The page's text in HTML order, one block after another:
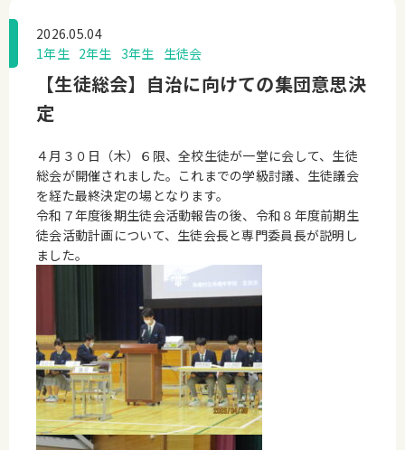
2026.05.04
1年生 2年生 3年生 生徒会
【生徒総会】自治に向けての集団意思決
定
４月３０日（木）６限、全校生徒が一堂に会して、生徒
総会が開催されました。これまでの学級討議、生徒議会
を経た最終決定の場となります。
令和７年度後期生徒会活動報告の後、令和８年度前期生
徒会活動計画について、生徒会長と専門委員長が説明し
ました。